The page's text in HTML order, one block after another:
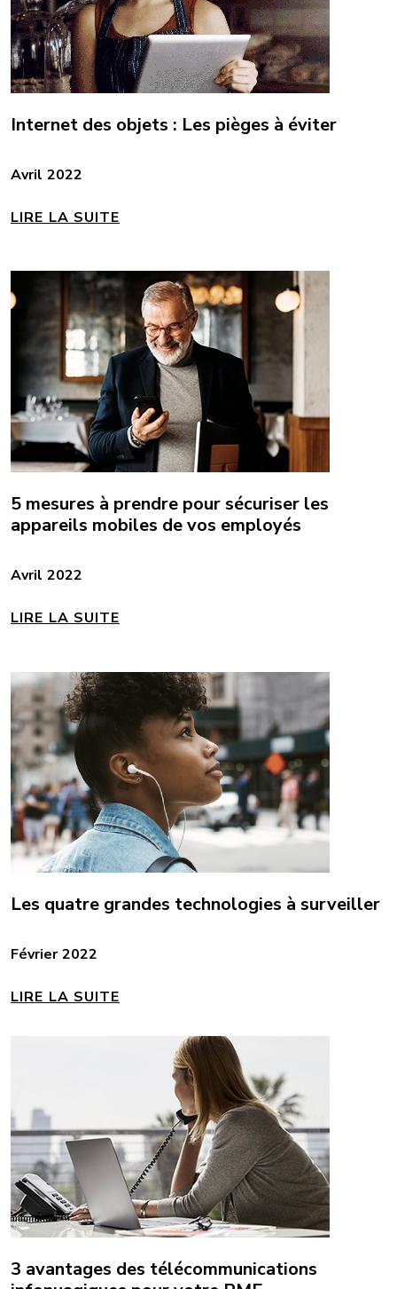
Internet des objets : Les pièges à éviter
Avril 2022
LIRE LA SUITE
5 mesures à prendre pour sécuriser les
appareils mobiles de vos employés
Avril 2022
LIRE LA SUITE
Les quatre grandes technologies à surveiller
Février 2022
LIRE LA SUITE
3 avantages des télécommunications